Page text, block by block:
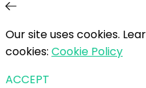
Our site uses cookies.
cookies: Cookie Policy
ACCEPT